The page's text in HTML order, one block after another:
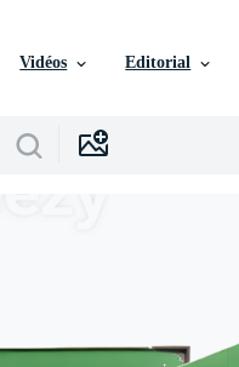
Vidéos Editorial